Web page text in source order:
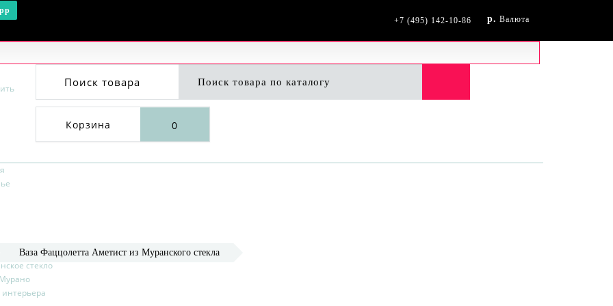
+7 (495) 142-10-86
р. Валюта
Поиск товара
Корзина 0
стекло
Ваза Фаццолетта Аметист из Муранского стекла